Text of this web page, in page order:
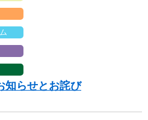
らせとお詫び